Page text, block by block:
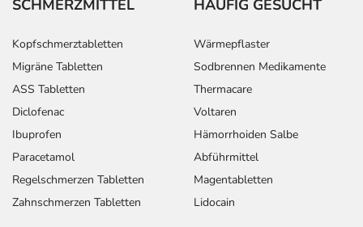
SCHMERZMITTEL
Kopfschmerztabletten
Migräne Tabletten
ASS Tabletten
Diclofenac
Ibuprofen
Paracetamol
Regelschmerzen Tabletten
Zahnschmerzen Tabletten
HÄUFIG GESUCHT
Wärmepflaster
Sodbrennen Medikamente
Thermacare
Voltaren
Hämorrhoiden Salbe
Abführmittel
Magentabletten
Lidocain